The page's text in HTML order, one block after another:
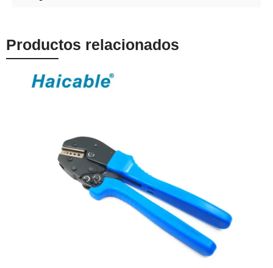
Productos relacionados